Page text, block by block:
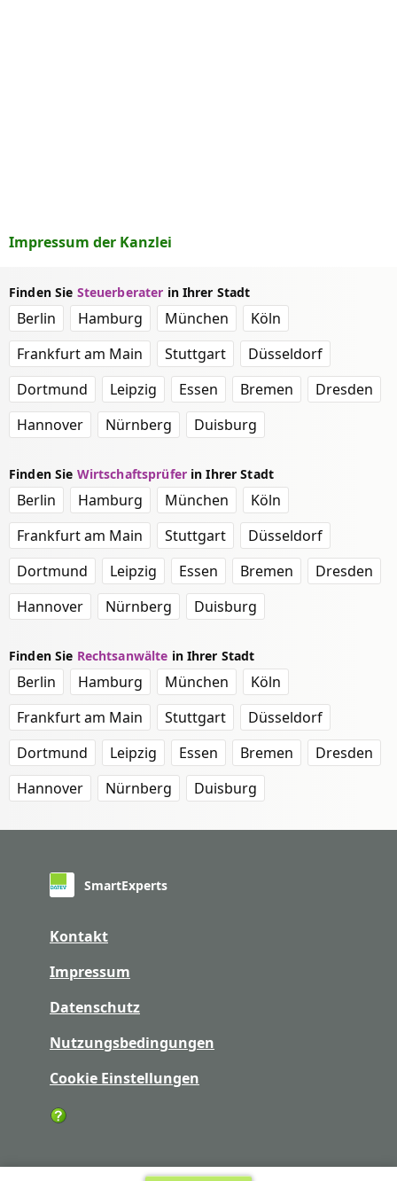
Impressum der Kanzlei
Finden Sie Steuerberater in Ihrer Stadt
Berlin Hamburg München
Köln
Frankfurt am Main
Stuttgart
Düsseldorf
Dortmund
Leipzig Essen Bremen
Dresden
Hannover
Nürnberg Duisburg
Finden Sie Wirtschaftsprüferin Ihrer Stadt
Berlin Hamburg München
Köln
Frankfurt am Main
Stuttgart
Düsseldorf
Dortmund
Leipzig Essen Bremen
Dresden
Hannover
Nürnberg Duisburg
Finden Sie Rechtsanwälte in Ihrer Stadt
Berlin Hamburg München
Köln
Frankfurt am Main
Stuttgart
Düsseldorf
Dortmund
Leipzig Essen Bremen
Dresden
Hannover
Nürnberg Duisburg
SmartExperts
Kontakt
Impressum
Datenschutz
Nutzungsbedingungen
Cookie Einstellungen